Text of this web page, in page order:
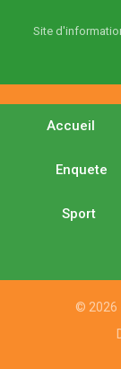
Site
Accueil
Enquete
Sport
© 2026